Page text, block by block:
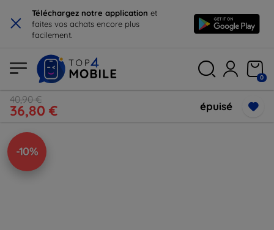
× Téléchargez notre application et
faites vos achats encore plus
facilement.
0
40,90 €
36,80 € épuisé
-10%